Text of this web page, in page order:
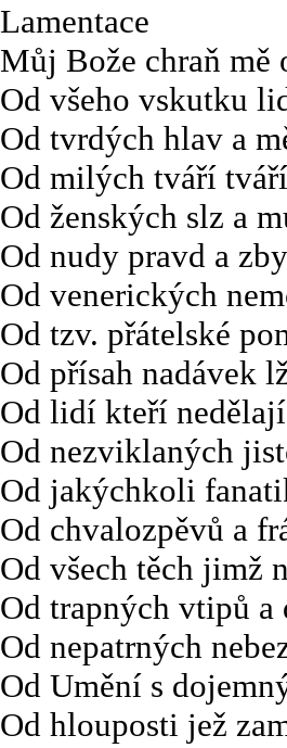
Lamentace
Můj Bože chraň mě
Od všeho vskutku
Od tvrdých hlav a
Od milých tváří
Od ženských slz a
Od nudy pravd a
Od venerických
Od tzv. přátelské
Od přísah nadávek
Od lidí kteří
Od nezviklaných
Od jakýchkoli
Od chvalozpěvů a
Od všech těch jimž
Od trapných vtipů a
Od nepatrných
Od Umění s
Od hlouposti jež